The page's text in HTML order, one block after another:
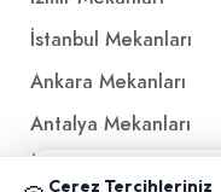
İstanbul Mekanları
Ankara Mekanları
Antalya Mekanları
Çerez Tercihleriniz
📱 Mobil